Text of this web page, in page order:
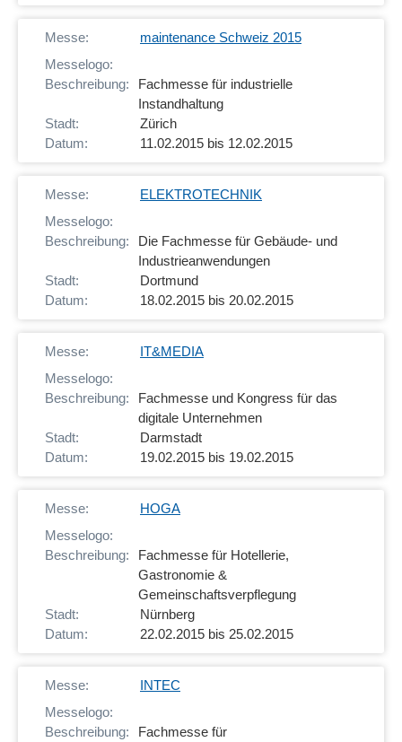
maintenance Schweiz 2015
Fachmesse für industrielle
Instandhaltung
Zürich
11.02.2015 bis 12.02.2015
ELEKTROTECHNIK
Die Fachmesse für Gebäude- und
Industrieanwendungen
Dortmund
18.02.2015 bis 20.02.2015
IT&MEDIA
Fachmesse und Kongress für das
digitale Unternehmen
Darmstadt
19.02.2015 bis 19.02.2015
HOGA
Fachmesse für Hotellerie,
Gastronomie &
Gemeinschaftsverpflegung
Nürnberg
22.02.2015 bis 25.02.2015
INTEC
Fachmesse für